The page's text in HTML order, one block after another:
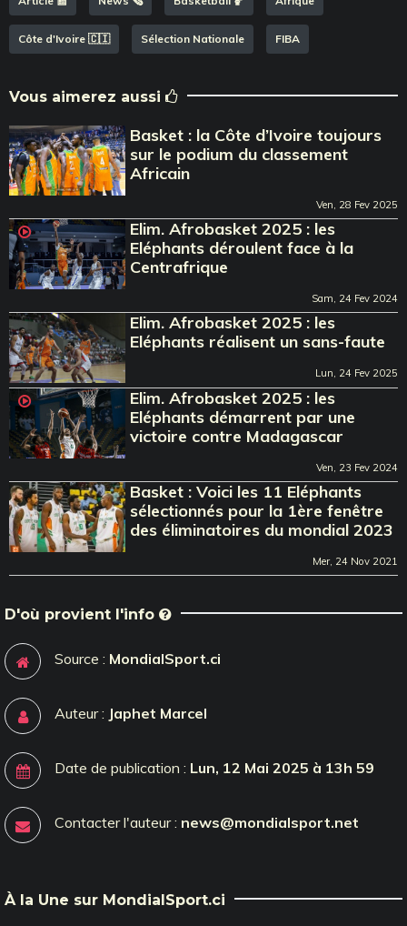
Côte d'Ivoire 🇨🇮 Sélection Nationale FIBA
Vous aimerez aussi
Basket : la Côte d’Ivoire toujours
sur le podium du classement
Africain
Ven, 28 Fev 2025
Elim. Afrobasket 2025 : les
Eléphants déroulent face à la
Centrafrique
Sam, 24 Fev 2024
Elim. Afrobasket 2025 : les
Eléphants réalisent un sans-faute
Lun, 24 Fev 2025
Elim. Afrobasket 2025 : les
Eléphants démarrent par une
victoire contre Madagascar
Ven, 23 Fev 2024
Basket : Voici les 11 Eléphants
sélectionnés pour la 1ère fenêtre
des éliminatoires du mondial 2023
Mer, 24 Nov 2021
D'où provient l'info
Source : MondialSport.ci
Auteur : Japhet Marcel
Date de publication : Lun, 12 Mai 2025 à 13h 59
Contacter l'auteur : news@mondialsport.net
À la Une sur MondialSport.ci